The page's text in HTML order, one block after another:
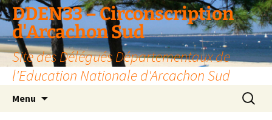
Aller
au
contenu
DDEN33 – Circonscription
d'Arcachon Sud
Site des Délégués Départementaux de
l'Education Nationale d'Arcachon Sud
Menu